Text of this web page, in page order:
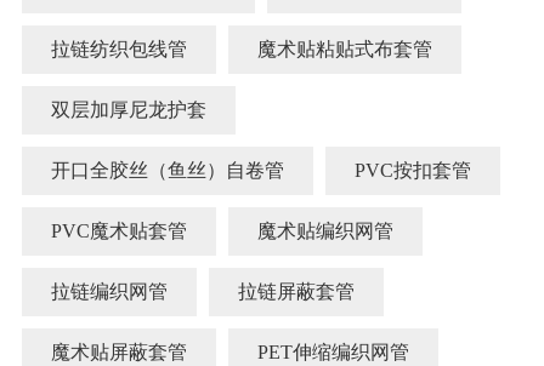
拉链纺织包线管 魔术贴粘贴式布套管
双层加厚尼龙护套
开口全胶丝（鱼丝）自卷管 PVC按扣套管
PVC魔术贴套管 魔术贴编织网管
拉链编织网管 拉链屏蔽套管
魔术贴屏蔽套管 PET伸缩编织网管